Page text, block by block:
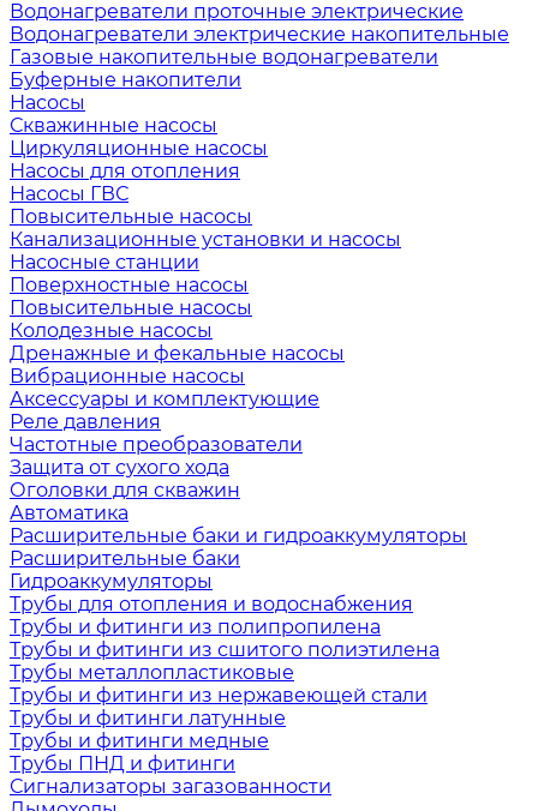
Водонагреватели проточные электрические
Водонагреватели электрические накопительные
Газовые накопительные водонагреватели
Буферные накопители
Насосы
Скважинные насосы
Циркуляционные насосы
Насосы для отопления
Насосы ГВС
Повысительные насосы
Канализационные установки и насосы
Насосные станции
Поверхностные насосы
Повысительные насосы
Колодезные насосы
Дренажные и фекальные насосы
Вибрационные насосы
Аксессуары и комплектующие
Реле давления
Частотные преобразователи
Защита от сухого хода
Оголовки для скважин
Автоматика
Расширительные баки и гидроаккумуляторы
Расширительные баки
Гидроаккумуляторы
Трубы для отопления и водоснабжения
Трубы и фитинги из полипропилена
Трубы и фитинги из сшитого полиэтилена
Трубы металлопластиковые
Трубы и фитинги из нержавеющей стали
Трубы и фитинги латунные
Трубы и фитинги медные
Трубы ПНД и фитинги
Сигнализаторы загазованности